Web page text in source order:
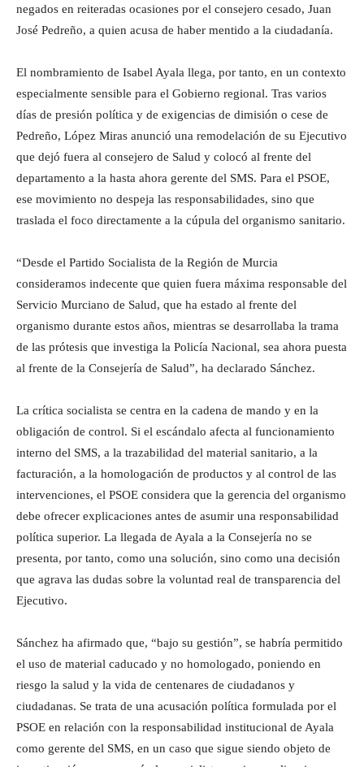
negados en reiteradas ocasiones por el consejero cesado, Juan
José Pedreño, a quien acusa de haber mentido a la ciudadanía.
El nombramiento de Isabel Ayala llega, por tanto, en un contexto
especialmente sensible para el Gobierno regional. Tras varios
días de presión política y de exigencias de dimisión o cese de
Pedreño, López Miras anunció una remodelación de su Ejecutivo
que dejó fuera al consejero de Salud y colocó al frente del
departamento a la hasta ahora gerente del SMS. Para el PSOE,
ese movimiento no despeja las responsabilidades, sino que
traslada el foco directamente a la cúpula del organismo sanitario.
“Desde el Partido Socialista de la Región de Murcia
consideramos indecente que quien fuera máxima responsable del
Servicio Murciano de Salud, que ha estado al frente del
organismo durante estos años, mientras se desarrollaba la trama
de las prótesis que investiga la Policía Nacional, sea ahora puesta
al frente de la Consejería de Salud”, ha declarado Sánchez.
La crítica socialista se centra en la cadena de mando y en la
obligación de control. Si el escándalo afecta al funcionamiento
interno del SMS, a la trazabilidad del material sanitario, a la
facturación, a la homologación de productos y al control de las
intervenciones, el PSOE considera que la gerencia del organismo
debe ofrecer explicaciones antes de asumir una responsabilidad
política superior. La llegada de Ayala a la Consejería no se
presenta, por tanto, como una solución, sino como una decisión
que agrava las dudas sobre la voluntad real de transparencia del
Ejecutivo.
Sánchez ha afirmado que, “bajo su gestión”, se habría permitido
el uso de material caducado y no homologado, poniendo en
riesgo la salud y la vida de centenares de ciudadanos y
ciudadanas. Se trata de una acusación política formulada por el
PSOE en relación con la responsabilidad institucional de Ayala
como gerente del SMS, en un caso que sigue siendo objeto de